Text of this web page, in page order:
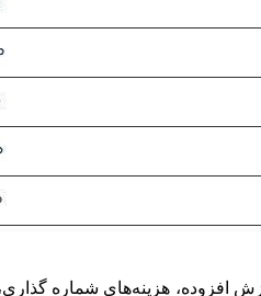
افزوده، هزینه‌های شماره